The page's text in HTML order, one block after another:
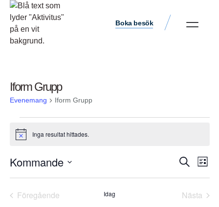
Boka besök
Iform Grupp
Evenemang Iform Grupp
Notis Inga resultat hittades.
Search
and
Sök
Lista
Kommande
Föregående
Idag
Nästa